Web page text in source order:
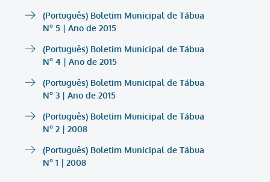
(Português) Boletim Municipal de Tábua
Nº 5 | Ano de 2015
(Português) Boletim Municipal de Tábua
Nº 4 | Ano de 2015
(Português) Boletim Municipal de Tábua
Nº 3 | Ano de 2015
(Português) Boletim Municipal de Tábua
Nº 2 | 2008
(Português) Boletim Municipal de Tábua
Nº 1 | 2008